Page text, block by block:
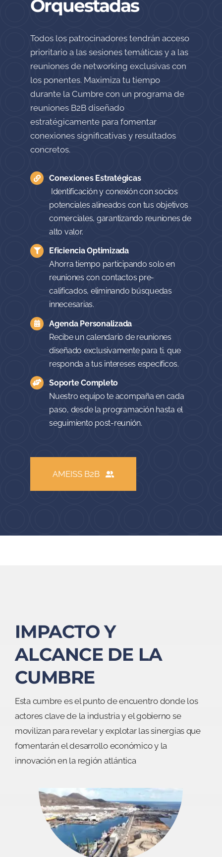
Reuniones B2B
Orquestadas
Todos los patrocinadores tendrán acceso
prioritario a las sesiones temáticas y a las
reuniones de networking exclusivas con
los ponentes. Maximiza tu tiempo
durante la Cumbre con un programa de
reuniones B2B diseñado
estratégicamente para fomentar
concretos.
Conexiones Estratégicas
Identificación y conexión con socios
potenciales alineados con tus objetivos
comerciales, garantizando reuniones de
alto valor.
Eficiencia Optimizada
Ahorra tiempo participando solo en
reuniones con contactos pre-
calificados, eliminando búsquedas
innecesarias.
Agenda Personalizada
Recibe un calendario de reuniones
diseñado exclusivamente para ti, que
responda a tus intereses específicos.
Soporte Completo
Nuestro equipo te acompaña en cada
IMPACTO Y
ALCANCE DE LA
CUMBRE
Esta cumbre es el punto de encuentro donde los
actores clave de la industria y el gobierno se
movilizan para revelar y explotar las sinergias que
innovación en la región atlántica